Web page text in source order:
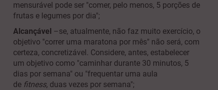
mensurável pode ser "comer, pelo menos, 5 porções de
frutas e legumes por dia";
Alcançável –se, atualmente, não faz muito exercício, o
objetivo "correr uma maratona por mês" não será, com
certeza, concretizável. Considere, antes, estabelecer
um objetivo como "caminhar durante 30 minutos, 5
dias por semana" ou "frequentar uma aula
de fitness, duas vezes por semana";